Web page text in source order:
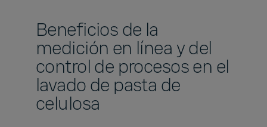
Beneficios de la
medición en línea y del
control de procesos en el
lavado de pasta de
celulosa